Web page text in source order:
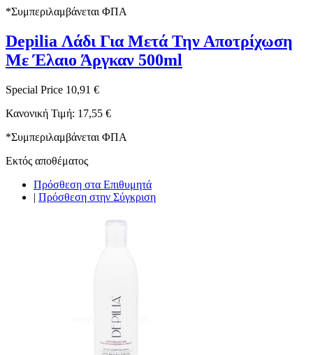
*Συμπεριλαμβάνεται ΦΠΑ
Depilia Λάδι Για Μετά Την Αποτρίχωση
Με Έλαιο Άργκαν 500ml
Special Price 10,91 €
Κανονική Τιμή: 17,55 €
*Συμπεριλαμβάνεται ΦΠΑ
Εκτός αποθέματος
Πρόσθεση στα Επιθυμητά
| Πρόσθεση στην Σύγκριση